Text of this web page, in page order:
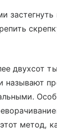
двухсот
называют
метод,